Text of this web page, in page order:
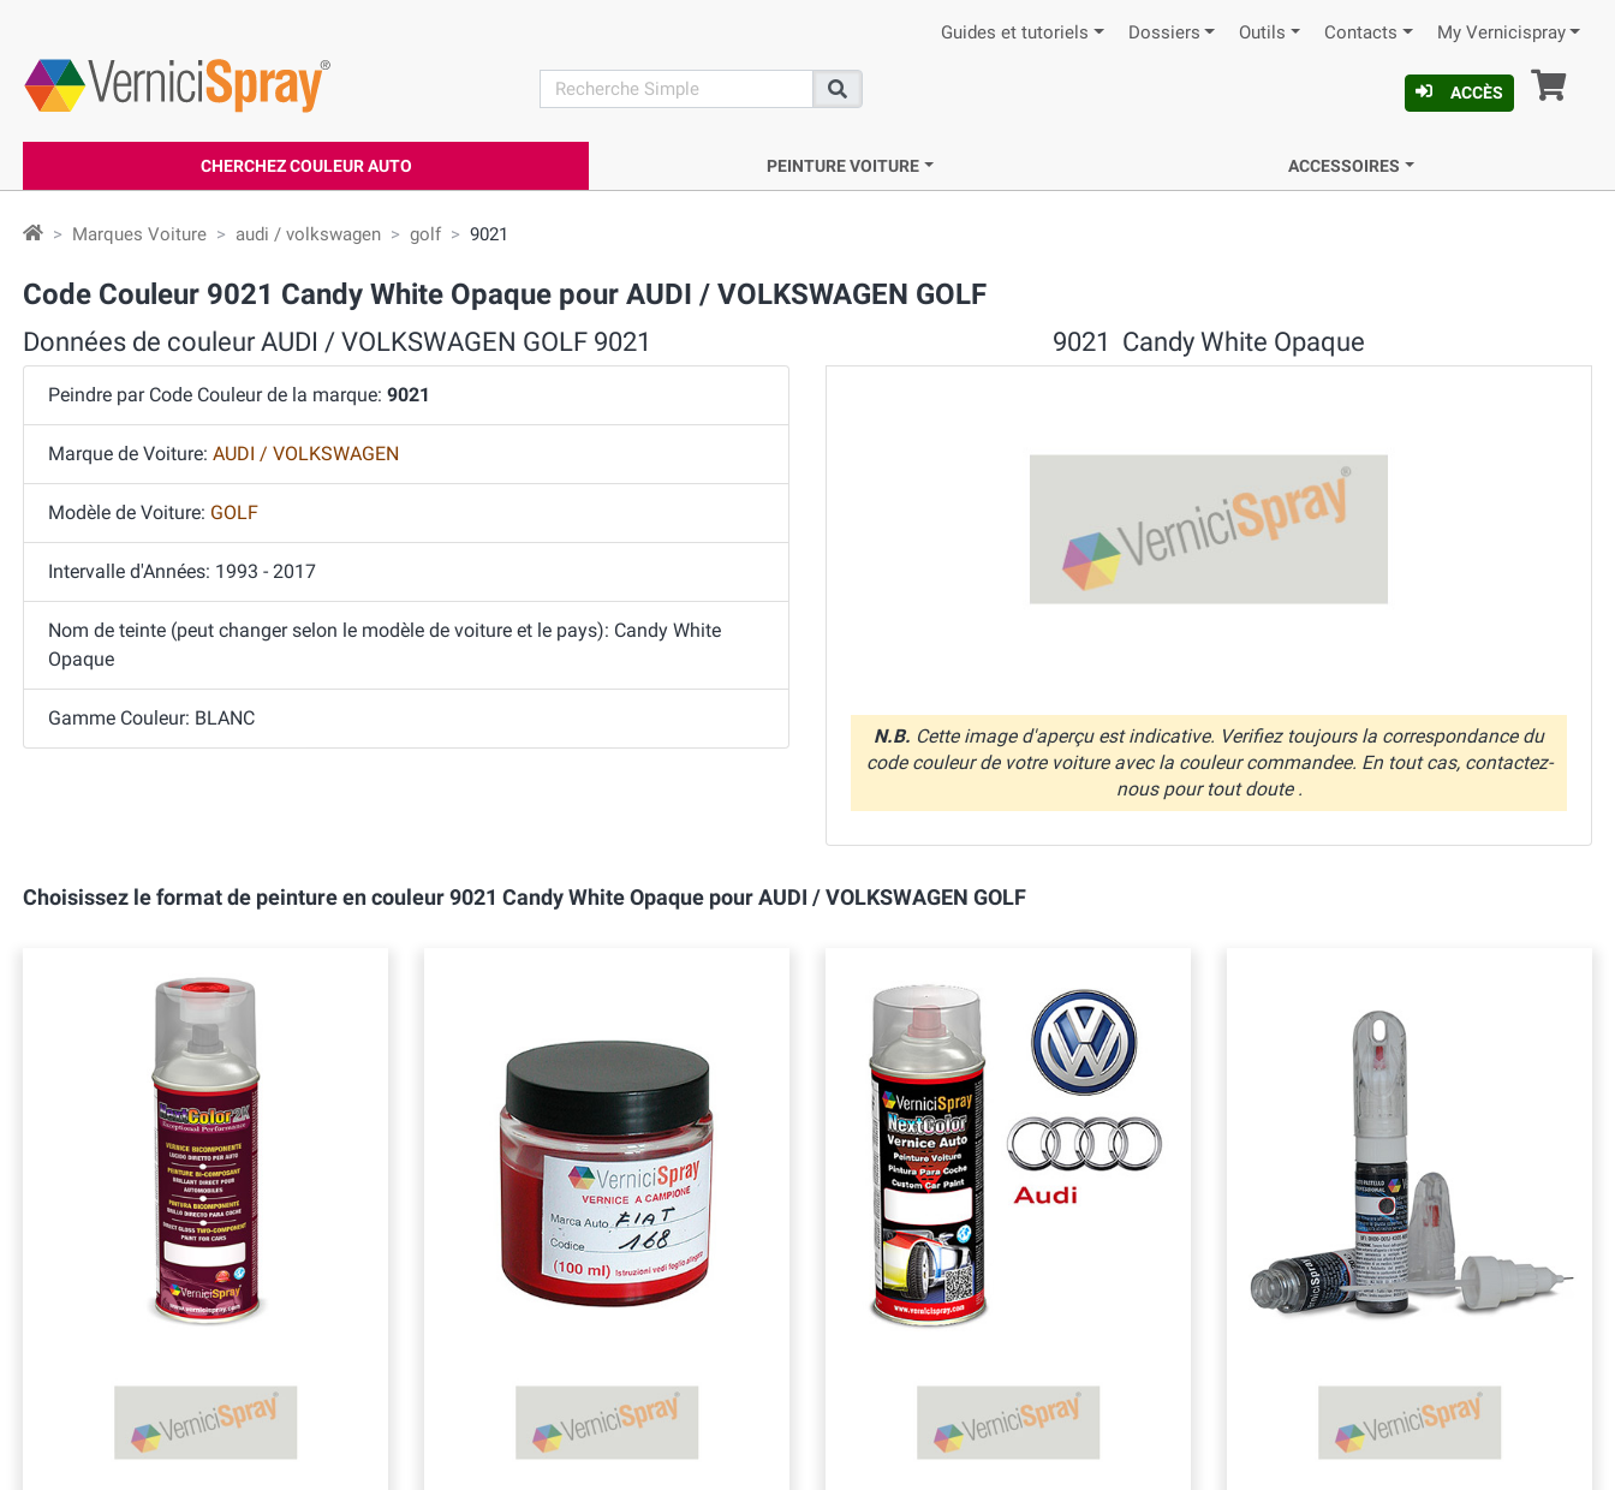
Guides et tutoriels Dossiers Outils Contacts My Vernicispray
search
Recherche
ACCÈS
CHERCHEZ COULEUR AUTO PEINTURE VOITURE ACCESSOIRES
Marques Voiture audi / volkswagen golf 9021
Code Couleur 9021 Candy White Opaque pour AUDI / VOLKSWAGEN GOLF
Données de couleur AUDI / VOLKSWAGEN GOLF 9021
Peindre par Code Couleur de la marque: 9021
Marque de Voiture: AUDI / VOLKSWAGEN
Modèle de Voiture: GOLF
Intervalle d'Années: 1993 - 2017
Nom de teinte (peut changer selon le modèle de voiture et le pays): Candy White
Opaque
Gamme Couleur: BLANC
9021 Candy White Opaque
N.B. Cette image d'aperçu est indicative. Verifiez toujours la correspondance du
code couleur de votre voiture avec la couleur commandee. En tout cas, contactez-
nous pour tout doute .
Choisissez le format de peinture en couleur 9021 Candy White Opaque pour AUDI / VOLKSWAGEN GOLF